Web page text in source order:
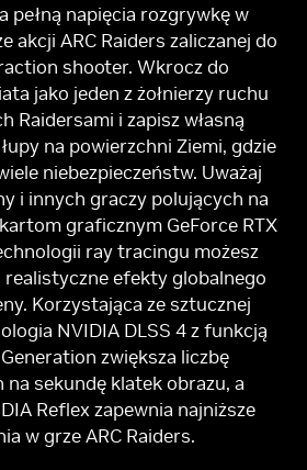
pełną napięcia rozgrywkę w
akcji ARC Raiders zaliczanej do
shooter. Wkrocz do
jako jeden z żołnierzy ruchu
Raidersami i zapisz własną
na powierzchni Ziemi, gdzie
niebezpieczeństw. Uważaj
i innych graczy polujących na
graficznym GeForce RTX
ray tracingu możesz
realistyczne efekty globalnego
Korzystająca ze sztucznej
NVIDIA DLSS 4 z funkcją
zwiększa liczbę
sekundę klatek obrazu, a
Reflex zapewnia najniższe
w grze ARC Raiders.